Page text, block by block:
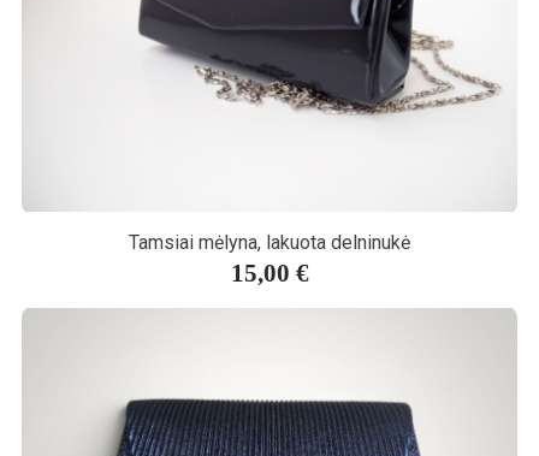
Tamsiai mėlyna, lakuota delninukė
15,00 €